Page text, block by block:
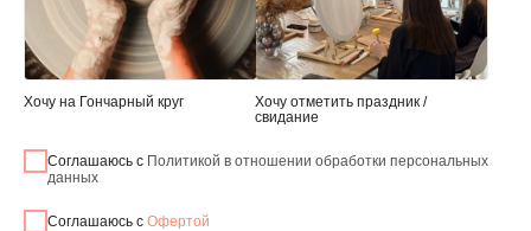
Хочу на Гончарный круг
Хочу отметить праздник /
свидание
Соглашаюсь с Политикой в отношении обработки персональных
данных
Соглашаюсь с Офертой